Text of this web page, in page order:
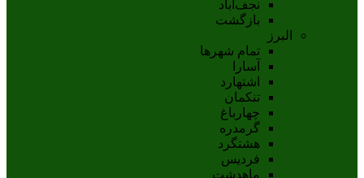
نجف‌آباد
بازگشت
البرز
تمام شهر‌ها
آسارا
اشتهارد
تنکمان
چهارباغ
گرمدره
هشتگرد
فردیس
ماهدشت